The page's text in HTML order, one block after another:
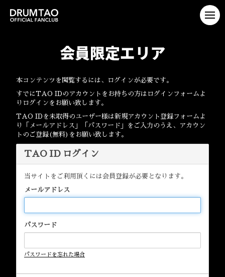
会員限定エリア
本コンテンツを閲覧するには、ログインが必要です。
すでにTAO IDのアカウントをお持ちの方はログインフォームよ
りログインをお願い致します。
TAO IDを未取得のユーザー様は新規アカウント登録フォームよ
り「メールアドレス」「パスワード」をご入力のうえ、アカウン
トのご登録(無料)をお願い致します。
TAO ID ログイン
当サイトをご利用頂くには会員登録が必要となります。
メールアドレス
パスワード
パスワードを忘れた場合